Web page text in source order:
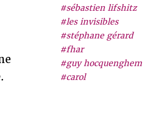
#sébastien lifshitz
#les invisibles
#stéphane gérard
#fhar
#guy hocquenghem
#carol